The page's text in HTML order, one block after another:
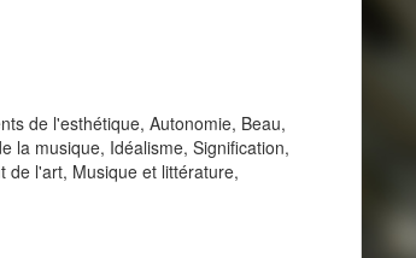
de l'esthétique, Autonomie, Beau,
la musique, Idéalisme, Signification,
de l'art, Musique et littérature,